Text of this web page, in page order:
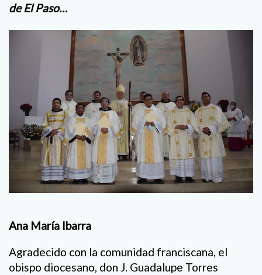
de El Paso…
Ana María Ibarra
Agradecido con la comunidad franciscana, el
obispo diocesano, don J. Guadalupe Torres